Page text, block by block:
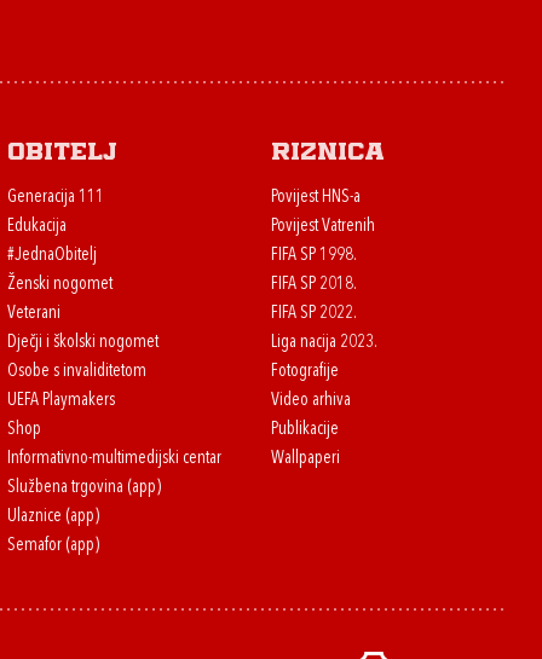
Obitelj
Generacija 111
Edukacija
#JednaObitelj
Ženski nogomet
Veterani
Dječji i školski nogomet
Osobe s invaliditetom
UEFA Playmakers
Shop
Informativno-multimedijski centar
Službena trgovina (app)
Ulaznice (app)
Semafor (app)
Riznica
Povijest HNS-a
Povijest Vatrenih
FIFA SP 1998.
FIFA SP 2018.
FIFA SP 2022.
Liga nacija 2023.
Fotografije
Video arhiva
Publikacije
Wallpaperi